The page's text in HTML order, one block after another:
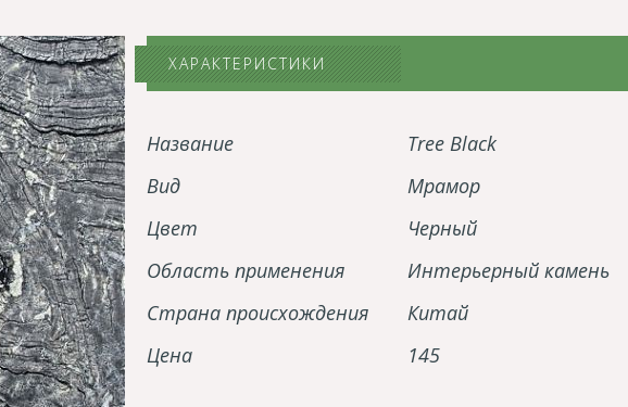
ХАРАКТЕРИСТИКИ
Название
Tree Black
Вид
Мрамор
Цвет
Черный
Область применения
Интерьерный камень
Страна происхождения
Китай
Цена
145